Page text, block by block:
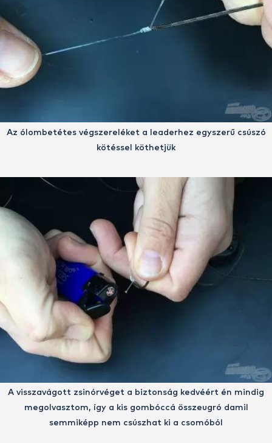
Az ólombetétes végszereléket a leaderhez egyszerű csúszó
kötéssel köthetjük
A visszavágott zsinórvéget a biztonság kedvéért én mindig
megolvasztom, így a kis gombóccá összeugró damil
semmiképp nem csúszhat ki a csomóból